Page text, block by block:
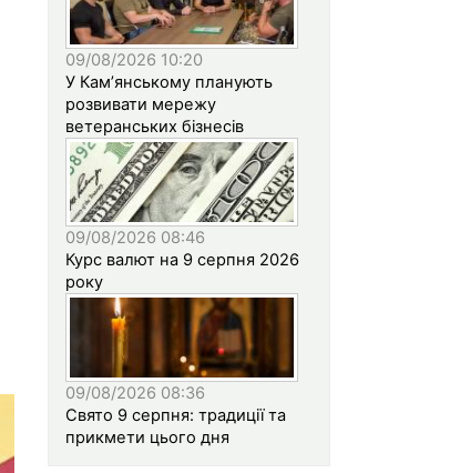
09/08/2026 10:20
У Кам’янському планують
розвивати мережу
ветеранських бізнесів
09/08/2026 08:46
Курс валют на 9 серпня 2026
року
09/08/2026 08:36
Свято 9 серпня: традиції та
прикмети цього дня